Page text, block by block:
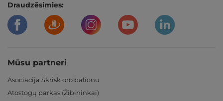
Draudzēsimies:
Mūsu partneri
Asociacija Skrisk oro balionu
Atostogų parkas (Žibininkai)